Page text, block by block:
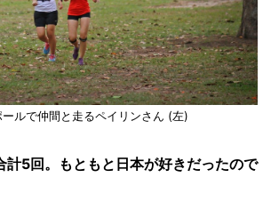
ールで仲間と走るペイリンさん (左)
計5回。もともと日本が好きだったので